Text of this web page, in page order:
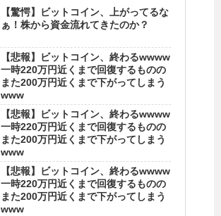
【驚愕】ビットコイン、上がってるな
ぁ！株から資金流れてきたのか？
【悲報】ビットコイン、終わるwwww
一時220万円近くまで回復するものの
また200万円近くまで下がってしまう
www
【悲報】ビットコイン、終わるwwww
一時220万円近くまで回復するものの
また200万円近くまで下がってしまう
www
【悲報】ビットコイン、終わるwwww
一時220万円近くまで回復するものの
また200万円近くまで下がってしまう
www